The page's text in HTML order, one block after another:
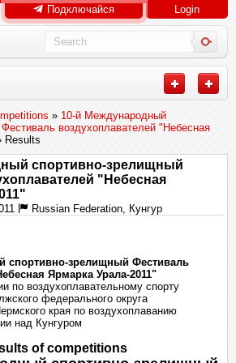
Подключайся Login
» 10-й Международный
воздухоплавателей "Небесная
Results
спортивно-зрелищный
"Небесная
Russian Federation, Кунгур
спортивно-зрелищный Фестиваль
Ярмарка Урала-2011"
по воздухоплавательному спорту
федерального округа
края по воздухоплаванию
над Кунгуром
of competitions